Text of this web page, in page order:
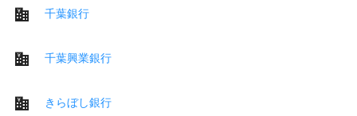
千葉銀行
千葉興業銀行
きらぼし銀行